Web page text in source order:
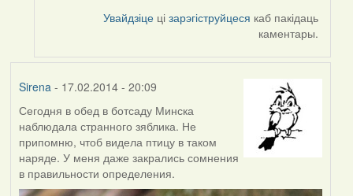
Увайдзіце цізарэгіструйцеся каб пакідаць
каментары.
Sirena- 17.02.2014 - 20:09
Сегодня в обед в ботсаду Минска
наблюдала странного зяблика. Не
припомню, чтоб видела птицу в таком
наряде. У меня даже закрались сомнения
в правильности определения.